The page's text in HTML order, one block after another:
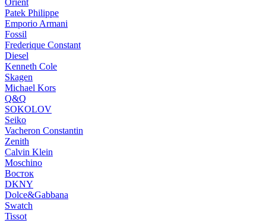
Orient
Patek Philippe
Emporio Armani
Fossil
Frederique Constant
Diesel
Kenneth Cole
Skagen
Michael Kors
Q&Q
SOKOLOV
Seiko
Vacheron Constantin
Zenith
Calvin Klein
Moschino
Восток
DKNY
Dolce&Gabbana
Swatch
Tissot